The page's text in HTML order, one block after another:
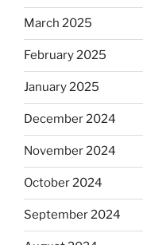
March 2025
February 2025
January 2025
December 2024
November 2024
October 2024
September 2024